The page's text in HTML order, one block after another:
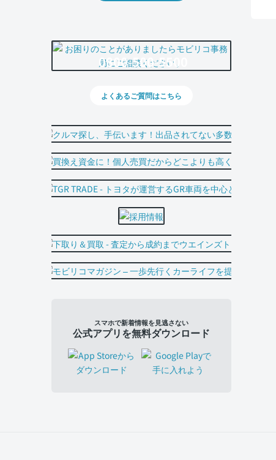
0800-500-5500
よくあるご質問はこちら
スマホで新着情報を見逃さない
公式アプリを無料ダウンロード